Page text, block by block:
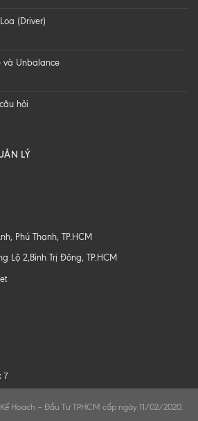
speaker
loa
Z
ĐỂ
CHẤT
(Driver)
và Unbalance
hỏi
LÝ
Phú Thạnh, TP.HCM
Lộ 2,Bình Trị Đông, TP.HCM
7
Kế Hoạch – Đầu Tư TPHCM cấp ngày 11/02/2020.